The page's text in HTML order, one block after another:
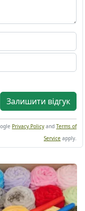
Залишити відгук
Privacy Policy and Terms of
Service apply.